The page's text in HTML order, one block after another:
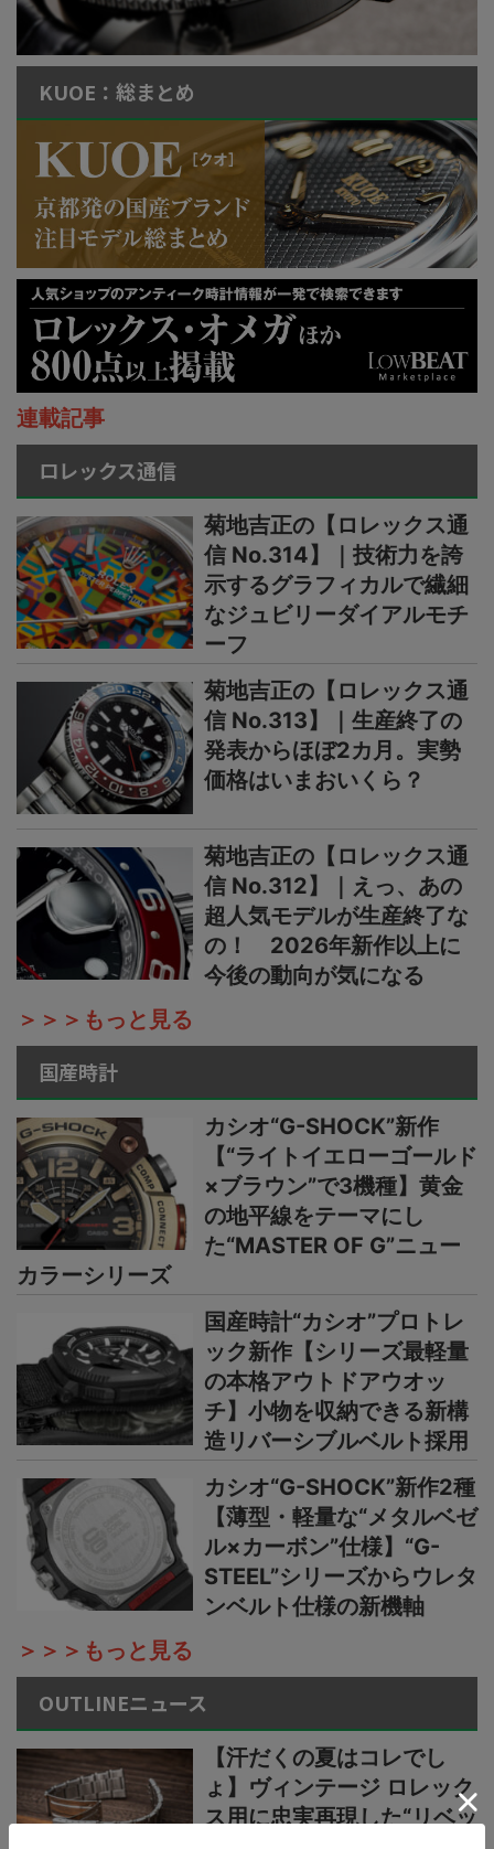
KUOE：総まとめ
連載記事
ロレックス通信
菊地吉正の【ロレックス通
信 No.314】｜技術力を誇
示するグラフィカルで繊細
なジュビリーダイアルモチ
ーフ
菊地吉正の【ロレックス通
信 No.313】｜生産終了の
発表からほぼ2カ月。実勢
価格はいまおいくら？
菊地吉正の【ロレックス通
信 No.312】｜えっ、あの
超人気モデルが生産終了な
の！ 2026年新作以上に
今後の動向が気になる
＞＞＞もっと見る
国産時計
カシオ“G-SHOCK”新作
【“ライトイエローゴールド
×ブラウン”で3機種】黄金
の地平線をテーマにし
た“MASTER OF G”ニュー
カラーシリーズ
国産時計“カシオ”プロトレ
ック新作【シリーズ最軽量
の本格アウトドアウオッ
チ】小物を収納できる新構
造リバーシブルベルト採用
カシオ“G-SHOCK”新作2種
【薄型・軽量な“メタルベゼ
ル×カーボン”仕様】“G-
STEEL”シリーズからウレタ
ンベルト仕様の新機軸
＞＞＞もっと見る
OUTLINEニュース
【汗だくの夏はコレでし
ょ】ヴィンテージ ロレック
ス用に忠実再現した“リベッ